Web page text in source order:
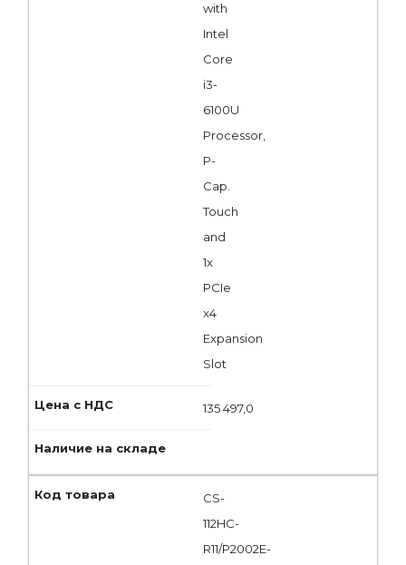
with
Intel
Core
i3-
6100U
Processor,
P-
Cap.
Touch
and
1x
PCIe
x4
Expansion
Slot
135 497,0
CS-
112HC-
R11/P2002E-